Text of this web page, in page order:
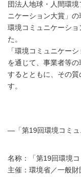
団法人地球・人間環
ニケーション大賞」
環境コミュニケーシ
た。
「環境コミュニケー
を通じて、事業者等
するとともに、その
す。
―「第19回環境コミ
名称：「第19回環境コ
主催：環境省／一般